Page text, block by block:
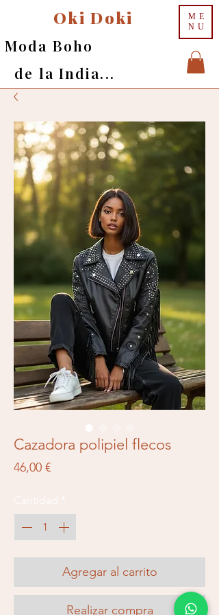
ME
NU
Oki Doki
Moda Boho
de la India...
Cazadora polipiel flecos
46,00 €Precio
Agregar al carrito
Realizar compra